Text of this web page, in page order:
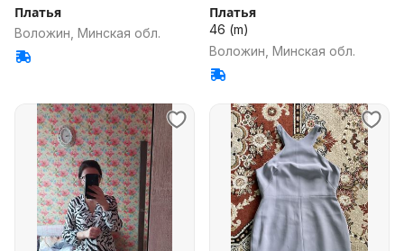
Платья
Воложин, Минская обл.
Платья
46 (m)
Воложин, Минская обл.